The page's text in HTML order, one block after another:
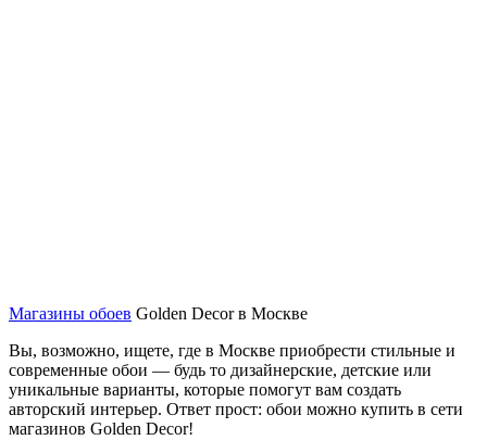
Магазины обоев Golden Decor в Москве
Вы, возможно, ищете, где в Москве приобрести стильные и
современные обои — будь то дизайнерские, детские или
уникальные варианты, которые помогут вам создать
авторский интерьер. Ответ прост: обои можно купить в сети
магазинов Golden Decor!